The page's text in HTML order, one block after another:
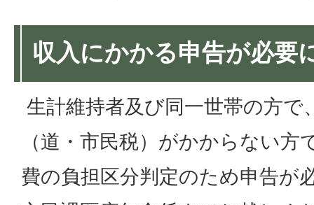
収入にかかる申告が必要
生計維持者及び同一世帯の方で
（道・市民税）がかからない方
費の負担区分判定のため申告が